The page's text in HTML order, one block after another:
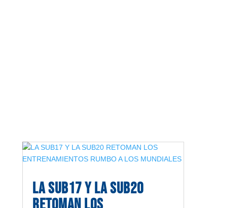
LA SUB17 Y LA SUB20